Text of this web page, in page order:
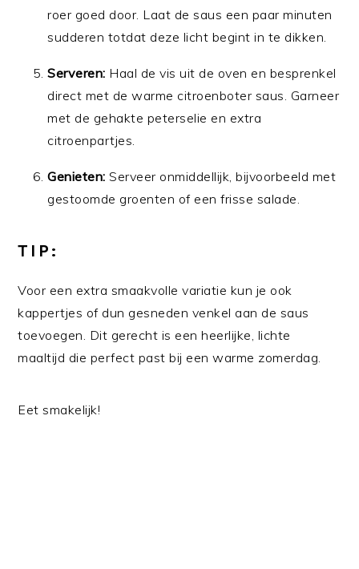
roer goed door. Laat de saus een paar minuten
sudderen totdat deze licht begint in te dikken.
Serveren: Haal de vis uit de oven en besprenkel
direct met de warme citroenboter saus. Garneer
met de gehakte peterselie en extra
citroenpartjes.
Genieten: Serveer onmiddellijk, bijvoorbeeld met
gestoomde groenten of een frisse salade.
TIP:
Voor een extra smaakvolle variatie kun je ook
kappertjes of dun gesneden venkel aan de saus
toevoegen. Dit gerecht is een heerlijke, lichte
maaltijd die perfect past bij een warme zomerdag.
Eet smakelijk!